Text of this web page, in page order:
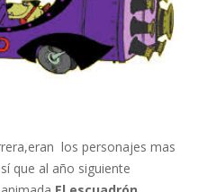
los personajes mas
que al año siguiente